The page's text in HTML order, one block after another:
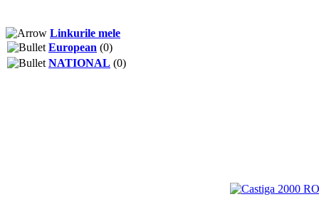
Linkurile mele
European (0)
NATIONAL (0)